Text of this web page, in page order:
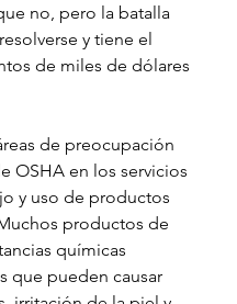
no, pero la batalla
y tiene el
de miles de dólares
de preocupación
OSHA en los servicios
y uso de productos
productos de
químicas
que pueden causar